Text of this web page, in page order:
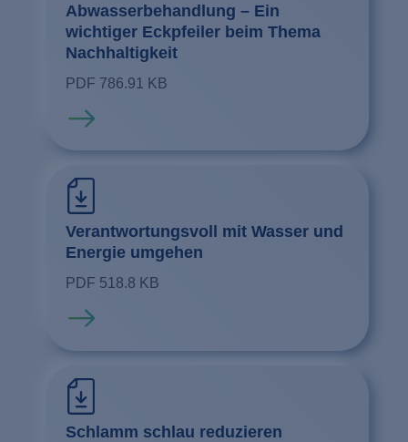
Abwasserbehandlung – Ein
wichtiger Eckpfeiler beim Thema
Nachhaltigkeit
PDF 786.91 KB
Mehr erfahren
Verantwortungsvoll mit Wasser und
Energie umgehen
PDF 518.8 KB
Mehr erfahren
Schlamm schlau reduzieren